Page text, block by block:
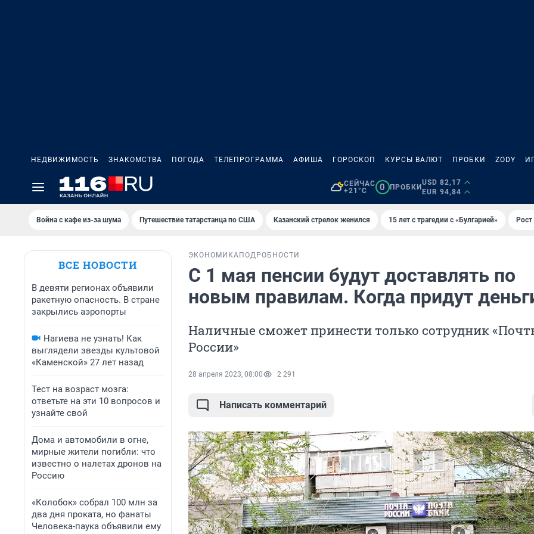
НЕДВИЖИМОСТЬ ЗНАКОМСТВА ПОГОДА ТЕЛЕПРОГРАММА АФИША ГОРОСКОП КУРСЫ ВАЛЮТ ПРОБКИ ZODY
СЕЙЧАС
+21°C
0 ПРОБКИ
USD 82,17
EUR 94,84
Война с кафе из-за шума Путешествие татарстанца по США Казанский стрелок женился 15 лет с трагедии с «Булгарией»
ВСЕ НОВОСТИ
В девяти регионах объявили
ракетную опасность. В стране
закрылись аэропорты
Нагиева не узнать! Как
выглядели звезды культовой
«Каменской» 27 лет назад
Тест на возраст мозга:
ответьте на эти 10 вопросов и
узнайте свой
Дома и автомобили в огне,
мирные жители погибли: что
известно о налетах дронов на
Россию
«Колобок» собрал 100 млн за
два дня проката, но фанаты
Человека-паука объявили ему
ЭКОНОМИКА ПОДРОБНОСТИ
С 1 мая пенсии будут доставлять по
новым правилам. Когда придут
Наличные сможет принести только сотрудник
России»
28 апреля 2023, 08:00 2 291
Написать комментарий